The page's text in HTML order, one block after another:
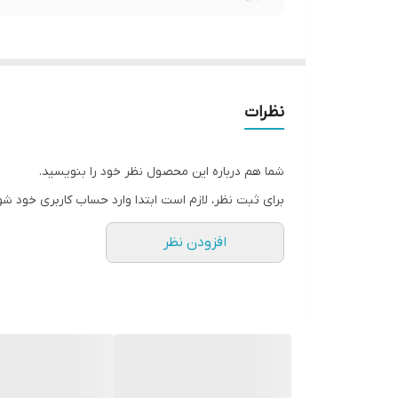
نظرات
شما هم درباره این محصول نظر خود را بنویسید.
برای ثبت نظر، لازم است ابتدا وارد حساب کاربری خود
افزودن نظر